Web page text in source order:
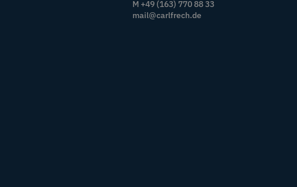
M +49 (163) 770 88 33
mail@carlfrech.de